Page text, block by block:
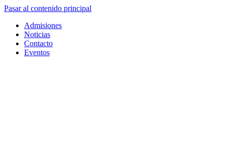
Pasar al contenido principal
Admisiones
Noticias
Contacto
Eventos